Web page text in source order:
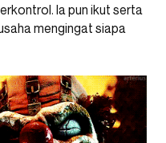
Ia pun ikut serta
mengingat siapa